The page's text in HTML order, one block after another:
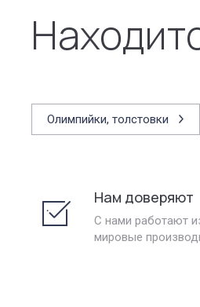
Олимпийки, толстовки
Нам доверяют
С нами работают
мировые